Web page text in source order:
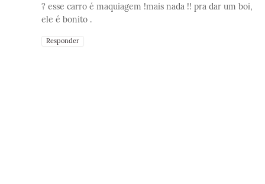
? esse carro é maquiagem !mais nada !! pra dar um boi,
ele é bonito .
Responder